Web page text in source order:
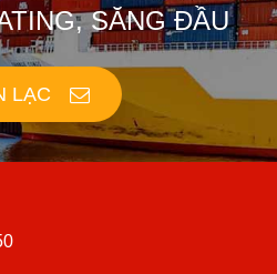
SĂNG ĐẦU
LẠC